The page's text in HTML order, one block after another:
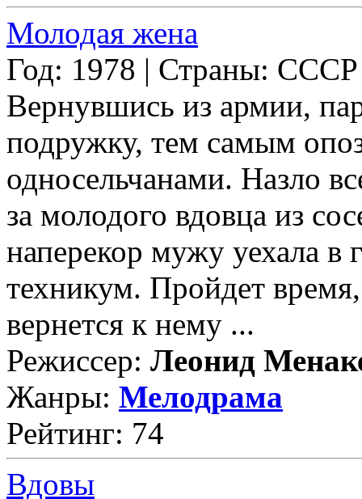
Молодая жена
Год: 1978 | Страны: СССР
Вернувшись из армии,
подружку, тем самым
односельчанами. Назло
за молодого вдовца из
наперекор мужу уехала в
техникум. Пройдет
вернется к нему ...
Режиссер: Леонид
Жанры: Мелодрама
Рейтинг: 74
Вдовы